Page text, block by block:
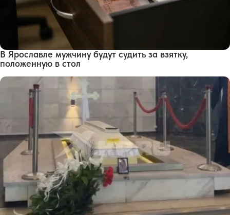
В Ярославле мужчину будут судить за взятку,
положенную в стол